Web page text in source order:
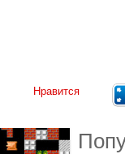
Нравится